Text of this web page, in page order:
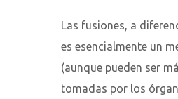
Las fusiones, a
es esencialmente un
(aunque pueden ser
tomadas por los